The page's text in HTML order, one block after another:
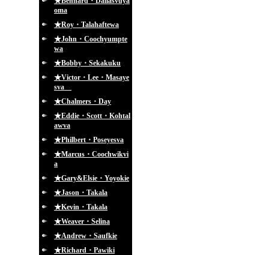
oma
★Roy・Talahaftewa
★John・Coochyumpte
wa
★Bobby・Sekakuku
★Victor・Lee・Masaye
sva
★Chalmers・Day
★Eddie・Scott・Kohtal
awva
★Philbert・Poseyesva
★Marcus・Coochwikvi
a
★Gary&Elsie・Yoyokie
★Jason・Takala
★Kevin・Takala
★Weaver・Selina
★Andrew・Saufkie
★Richard・Pawiki